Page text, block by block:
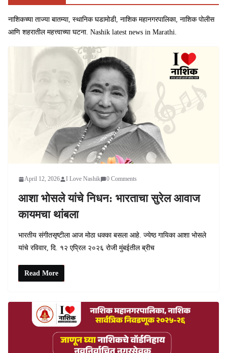
नाशिकच्या ताज्या बातम्या, स्थानिक घडामोडी, नाशिक महानगरपालिका, नाशिक पोलीस
आणि शहरातील महत्त्वाच्या घटना. Nashik latest news in Marathi.
April 12, 2026 I Love Nashik 0 Comments
आशा भोसले यांचे निधन: भारताचा सुरेल आवाज
कायमचा थांबला
भारतीय संगीतसृष्टीला आज मोठा धक्का बसला आहे. ज्येष्ठ गायिका आशा भोसले
यांचे रविवार, दि. १२ एप्रिल २०२६ रोजी मुंबईतील ब्रीच
Read More